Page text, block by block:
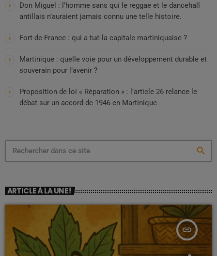
Don Miguel : l’homme sans qui le reggae et le dancehall
antillais n’auraient jamais connu une telle histoire.
Fort-de-France : qui a tué la capitale martiniquaise ?
Martinique : quelle voie pour un développement durable et
souverain pour l’avenir ?
Proposition de loi « Réparation » : l’article 26 relance le
débat sur un accord de 1946 en Martinique
search
ARTICLE À LA UNE !
insert_link